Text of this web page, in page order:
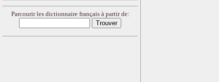
Parcourir les dictionnaire français à partir de: